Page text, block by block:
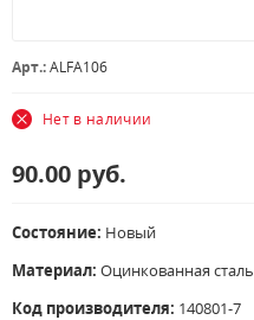
Арт.:ALFA106
Нет в наличии
90.00 руб.
Состояние: Новый
Материал: Оцинкованная сталь
Код производителя: 140801-7